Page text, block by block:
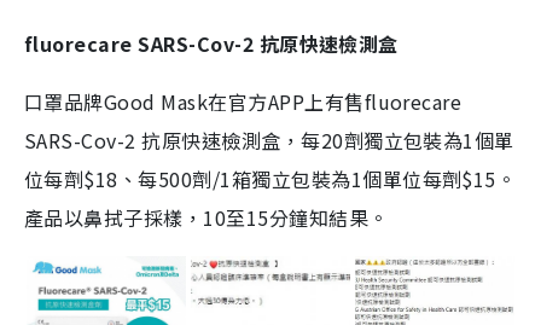
fluorecare SARS-Cov-2 抗原快速檢測盒
口罩品牌Good Mask在官方APP上有售fluorecare
SARS-Cov-2 抗原快速檢測盒，每20劑獨立包裝為1個單
位每劑$18、每500劑/1箱獨立包裝為1個單位每劑$15。
產品以鼻拭子採樣，10至15分鐘知結果。